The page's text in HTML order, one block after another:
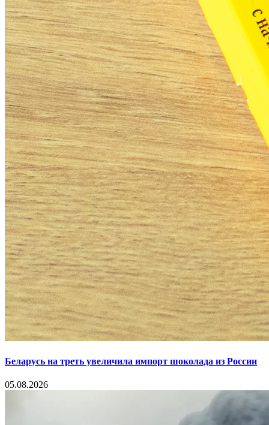
Беларусь на треть увеличила импорт шоколада из России
05.08.2026